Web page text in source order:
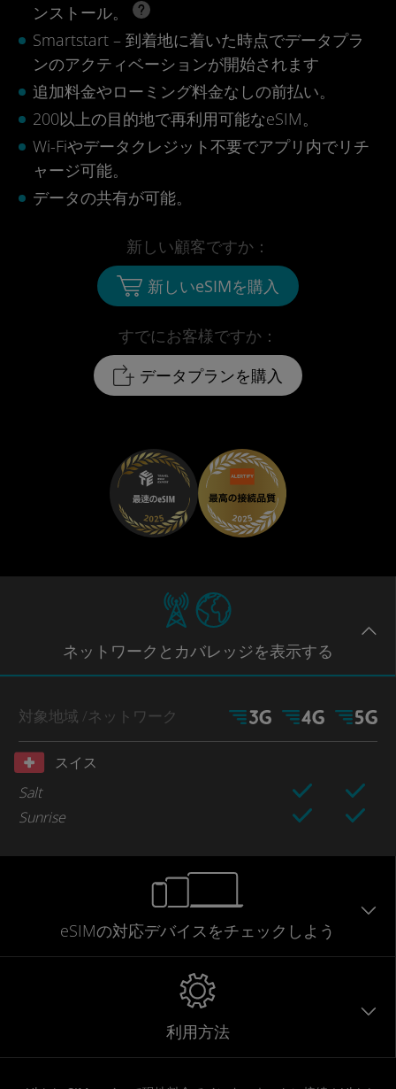
ンストール。
Smartstart – 到着地に着いた時点でデータプラ
ンのアクティベーションが開始されます
追加料金やローミング料金なしの前払い。
200以上の目的地で再利用可能なeSIM。
Wi-Fiやデータクレジット不要でアプリ内でリチ
ャージ可能。
データの共有が可能。
すでにお客様ですか：
データプランを購入
新しい顧客ですか：
新しいeSIMを購入
ネットワークとカバレッジを表示する
対象地域 /ネットワーク
スイス
Salt
Sunrise
eSIMの対応デバイスをチェックしよう
利用方法